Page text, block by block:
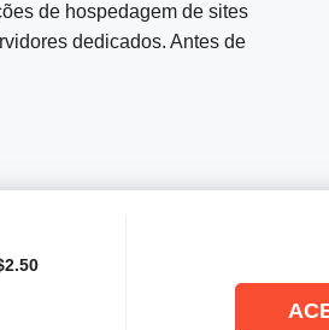
de hospedagem de sites
dedicados. Antes de
2.50